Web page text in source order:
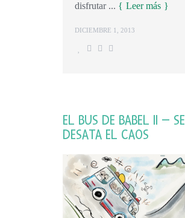
disfrutar ...
Leer más
DICIEMBRE 1, 2013
EL BUS DE BABEL II – SE
DESATA EL CAOS